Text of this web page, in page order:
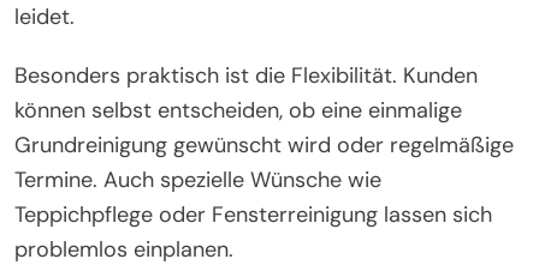
leidet.
Besonders praktisch ist die Flexibilität. Kunden
können selbst entscheiden, ob eine einmalige
Grundreinigung gewünscht wird oder regelmäßige
Termine. Auch spezielle Wünsche wie
Teppichpflege oder Fensterreinigung lassen sich
problemlos einplanen.